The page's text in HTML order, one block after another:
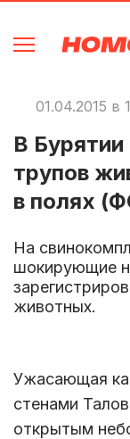
01.04.2015 в
В
трупов
в полях
На
шокирующие
животных.
Ужасающая
стенами
открытым